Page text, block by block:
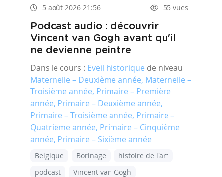
5 août 2026 21:56 55 vues
Podcast audio : découvrir
Vincent van Gogh avant qu'il
ne devienne peintre
Dans le cours : Eveil historique de niveau
Maternelle – Deuxième année, Maternelle –
Troisième année, Primaire – Première
année, Primaire – Deuxième année,
Primaire – Troisième année, Primaire –
Quatrième année, Primaire – Cinquième
année, Primaire – Sixième année
Belgique Borinage
histoire de l'art
podcast
Vincent van Gogh